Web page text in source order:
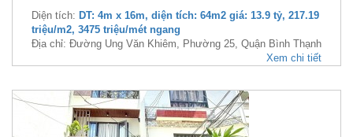
Diện tích: DT: 4m x 16m, diện tích: 64m2 giá: 13.9 tỷ, 217.19
triệu/m2, 3475 triệu/mét ngang
Địa chỉ: Đường Ung Văn Khiêm, Phường 25, Quận Bình Thạnh
Xem chi tiết